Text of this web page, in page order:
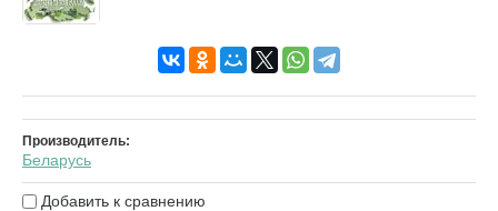
Производитель:
Беларусь
Добавить к сравнению